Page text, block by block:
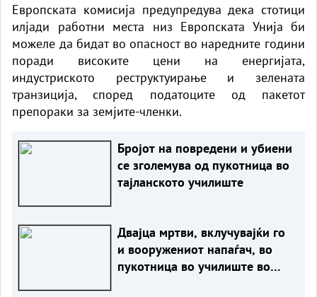
Европската комисија предупредува дека стотици
илјади работни места низ Европската Унија би
можеле да бидат во опасност во наредните години
поради високите цени на енергијата,
индустриското реструктуирање и зелената
транзиција, според податоците од пакетот
препораки за земјите-членки.
Бројот на повредени и убиени
се зголемува од пукотница во
тајланското училиште
Двајца мртви, вклучувајќи го
и вооружениот напаѓач, во
пукотница во училиште во